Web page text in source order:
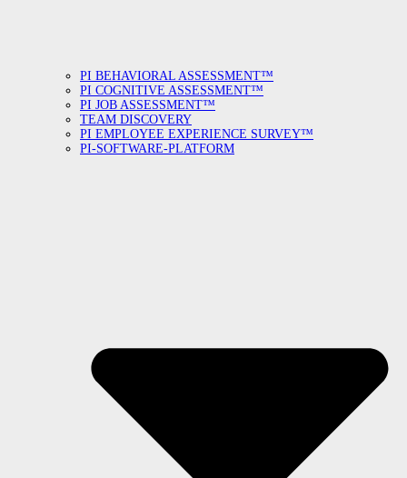
PI BEHAVIORAL ASSESSMENT™
PI COGNITIVE ASSESSMENT™
PI JOB ASSESSMENT™
TEAM DISCOVERY
PI EMPLOYEE EXPERIENCE SURVEY™
PI-SOFTWARE-PLATFORM